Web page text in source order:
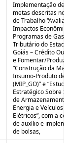
Implementação de
metas descritas
de Trabalho
Impactos
Programas de
Tributário do
Goiás – Crédito
e Fomentar/
“Construção da
Insumo-Produto de
(MIP_GO)” e “Estudo
Estratégico Sobre
de
Energia e Veículos
Elétricos”, com a
de auxílio e
de bolsas,